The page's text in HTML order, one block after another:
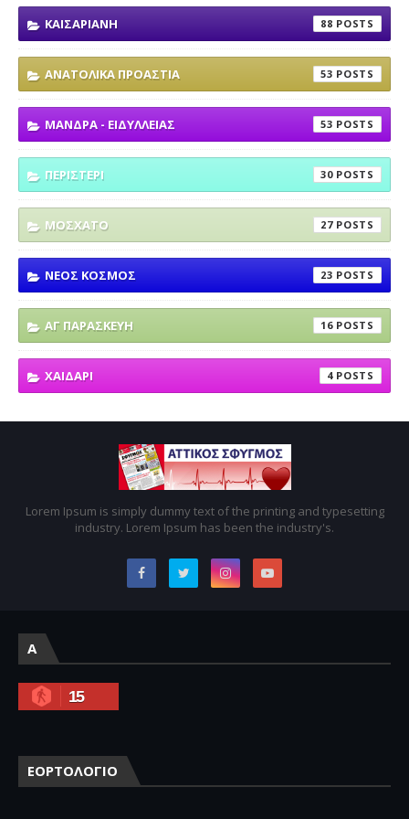
ΚΑΙΣΑΡΙΑΝΗ 88
ΑΝΑΤΟΛΙΚΑ ΠΡΟΑΣΤΙΑ 53
ΜΑΝΔΡΑ - ΕΙΔΥΛΛΕΙΑΣ 53
ΠΕΡΙΣΤΕΡΙ 30
ΜΟΣΧΑΤΟ 27
ΝΕΟΣ ΚΟΣΜΟΣ 23
ΑΓ ΠΑΡΑΣΚΕΥΗ 16
ΧΑΙΔΑΡΙ 4
Lorem Ipsum is simply dummy text of the printing and typesetting
industry. Lorem Ipsum has been the industry's.
A
15
ΕΟΡΤΟΛΟΓΙΟ